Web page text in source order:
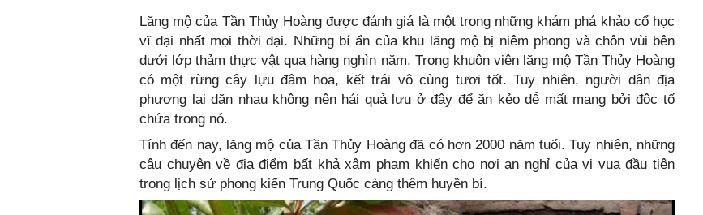
Lăng mộ của Tần Thủy Hoàng được đánh giá là một trong những khám phá khảo cổ học
vĩ đại nhất mọi thời đại. Những bí ẩn của khu lăng mộ bị niêm phong và chôn vùi bên
dưới lớp thảm thực vật qua hàng nghìn năm. Trong khuôn viên lăng mộ Tần Thủy Hoàng
có một rừng cây lựu đâm hoa, kết trái vô cùng tươi tốt. Tuy nhiên, người dân địa
phương lại dặn nhau không nên hái quả lựu ở đây để ăn kẻo dễ mất mạng bởi độc tố
chứa trong nó.
Tính đến nay, lăng mộ của Tần Thủy Hoàng đã có hơn 2000 năm tuổi. Tuy nhiên, những
câu chuyện về địa điểm bất khả xâm phạm khiến cho nơi an nghỉ của vị vua đầu tiên
trong lịch sử phong kiến Trung Quốc càng thêm huyền bí.